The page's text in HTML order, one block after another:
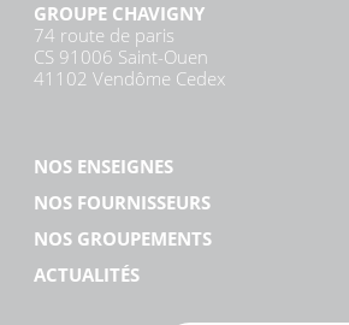
GROUPE CHAVIGNY
74 route de paris
CS 91006 Saint-Ouen
41102 Vendôme Cedex
NOS ENSEIGNES
NOS FOURNISSEURS
NOS GROUPEMENTS
ACTUALITÉS